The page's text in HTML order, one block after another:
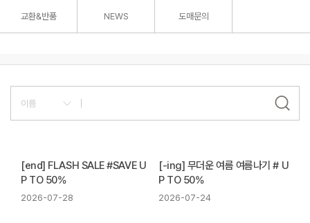
교환&반품 NEWS 도매문의
[end] FLASH SALE #SAVE U
P TO 50%
2026-07-28
[-ing] 무더운 여름 여름나기 # U
P TO 50%
2026-07-24